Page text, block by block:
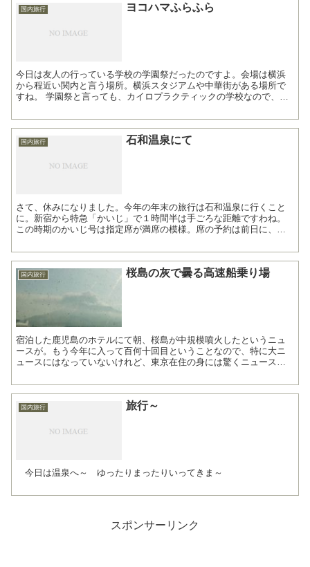
国内旅行 ヨコハマふらふら
今日は友人の行っている学校の学園祭だったのですよ。会場は横浜
から程近い関内と言う場所。横浜スタジアムや中華街がある場所で
すね。 学園祭と言っても、カイロプラクティックの学校なので、姿
国内旅行 石和温泉にて
さて、休みになりました。今年の年末の旅行は石和温泉に行くこと
に。新宿から特急「かいじ」で１時間半は手ごろな距離ですわね。
この時期のかいじ号は指定席が満席の模様。席の予約は前日に、え
国内旅行 桜島の灰で曇る高速船乗り場
宿泊した鹿児島のホテルにて朝、桜島が中規模噴火したというニュ
ースが。もう今年に入って百何十回目ということなので、特に大ニ
ュースにはなっていないけれど、東京在住の身には驚くニュース。
国内旅行 旅行～
今日は温泉へ～ ゆったりまったりいってきま～
スポンサーリンク